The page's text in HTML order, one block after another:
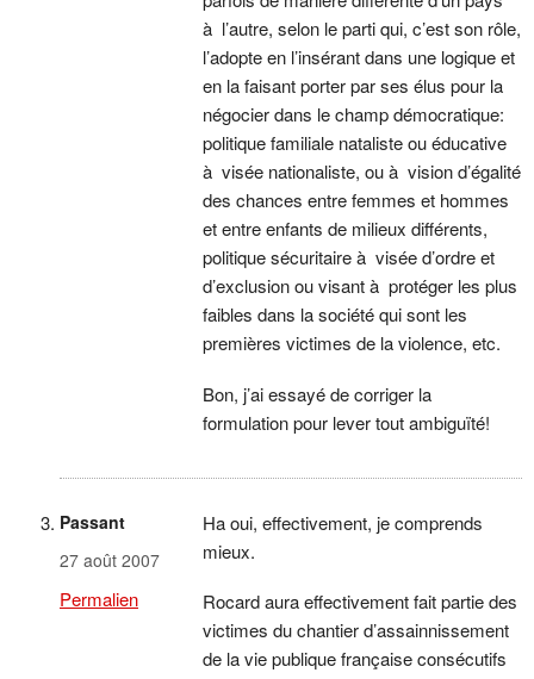
à l’autre, selon le parti qui, c’est son rôle,
l’adopte en l’insérant dans une logique et
en la faisant porter par ses élus pour la
négocier dans le champ démocratique:
politique familiale nataliste ou éducative
à visée nationaliste, ou à vision d’égalité
des chances entre femmes et hommes
et entre enfants de milieux différents,
politique sécuritaire à visée d’ordre et
d’exclusion ou visant à protéger les plus
faibles dans la société qui sont les
premières victimes de la violence, etc.
Bon, j’ai essayé de corriger la
formulation pour lever tout ambiguïté!
Passant
27 août 2007
Permalien
Ha oui, effectivement, je comprends
mieux.
Rocard aura effectivement fait partie des
victimes du chantier d’assainnissement
de la vie publique française consécutifs